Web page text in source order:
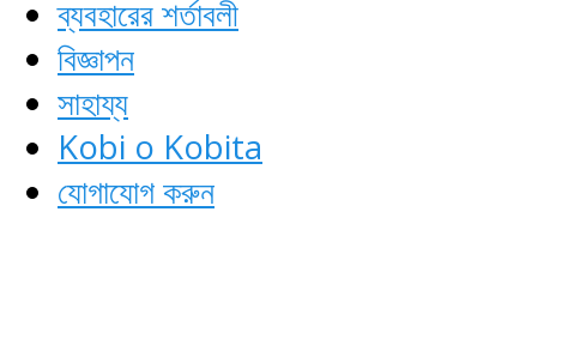
ব্যবহারের শর্তাবলী
বিজ্ঞাপন
সাহায্য
Kobi o Kobita
যোগাযোগ করুন